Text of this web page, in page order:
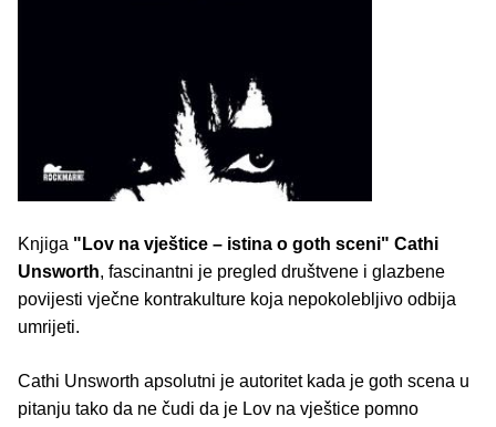
Knjiga "Lov na vještice – istina o goth sceni" Cathi
Unsworth, fascinantni je pregled društvene i glazbene
povijesti vječne kontrakulture koja nepokolebljivo odbija
umrijeti.
Cathi Unsworth apsolutni je autoritet kada je goth scena u
pitanju tako da ne čudi da je Lov na vještice pomno